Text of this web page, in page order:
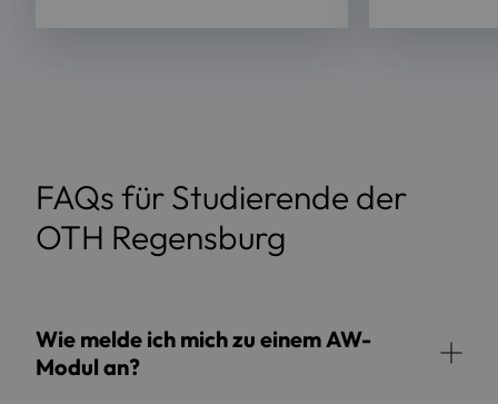
FAQs für Studierende der
OTH Regensburg
Wie melde ich mich zu einem AW-
Modul an?